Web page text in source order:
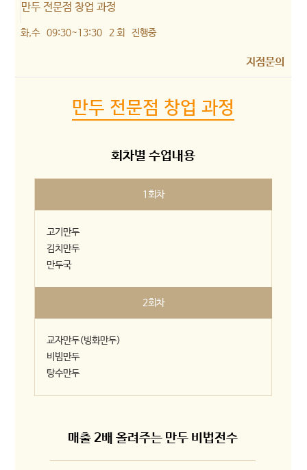
만두 전문점 창업 과정
화,수 09:30~13:30 2 회
지점문의
진행중
만두 전문점 창업 과정
회차별 수업내용
1회차
고기만두
김치만두
만두국
2회차
교자만두(빙화만두)
비빔만두
탕수만두
매출 2배 올려주는 만두 비법전수